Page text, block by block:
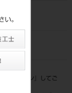
い。
ード
ログイン
』してご